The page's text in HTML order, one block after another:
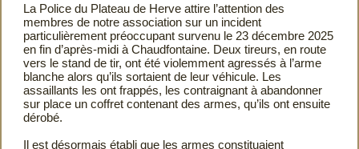
La Police du Plateau de Herve attire l’attention des
membres de notre association sur un incident
particulièrement préoccupant survenu le 23 décembre 2025
en fin d’après-midi à Chaudfontaine. Deux tireurs, en route
vers le stand de tir, ont été violemment agressés à l’arme
blanche alors qu’ils sortaient de leur véhicule. Les
assaillants les ont frappés, les contraignant à abandonner
sur place un coffret contenant des armes, qu’ils ont ensuite
dérobé.
Il est désormais établi que les armes constituaient